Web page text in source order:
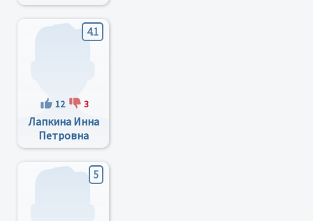
4.1
12 3
Лапкина Инна
Петровна
5